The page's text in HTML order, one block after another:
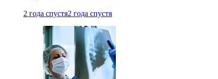
2 года спустя2 года спустя